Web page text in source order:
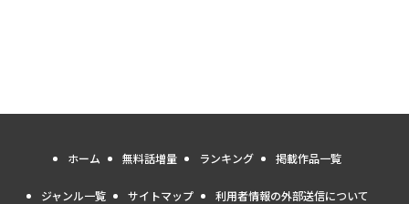
ホーム 無料話増量 ランキング 掲載作品一覧
ジャンル一覧 サイトマップ 利用者情報の外部送信について